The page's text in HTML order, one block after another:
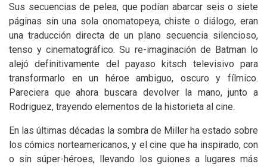
Sus secuencias de pelea, que podían abarcar seis o siete
páginas sin una sola onomatopeya, chiste o diálogo, eran
una traducción directa de un plano secuencia silencioso,
tenso y cinematográfico. Su re-imaginación de Batman lo
alejó definitivamente del payaso kitsch televisivo para
transformarlo en un héroe ambiguo, oscuro y fílmico.
Pareciera que ahora buscara devolver la mano, junto a
Rodriguez, trayendo elementos de la historieta al cine.
En las últimas décadas la sombra de Miller ha estado sobre
los cómics norteamericanos, y el cine que ha inspirado, con
o sin súper-héroes, llevando los guiones a lugares más